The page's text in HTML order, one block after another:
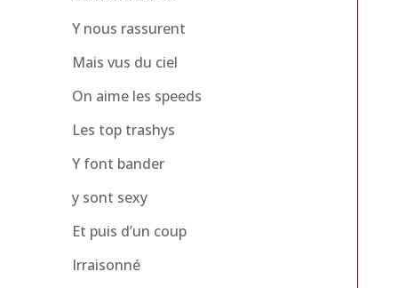
Y nous rassurent
Mais vus du ciel
On aime les speeds
Les top trashys
Y font bander
y sont sexy
Et puis d’un coup
Irraisonné